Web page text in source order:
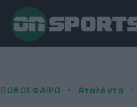
ΠΟΔΟΣΦΑΙΡΟ · Αταλάντα ·